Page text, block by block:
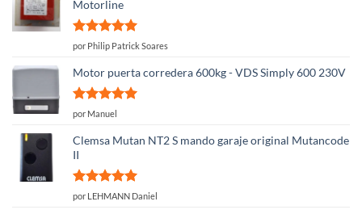
Motorline
Valorado
por Philip Patrick Soares
Motor puerta corredera 600kg - VDS Simply 600 230V
Valorado
por Manuel
Clemsa Mutan NT2 S mando garaje original Mutancode
II
Valorado
por LEHMANN Daniel